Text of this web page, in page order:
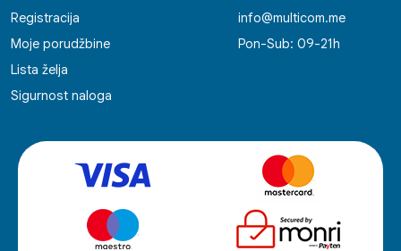
Registracija
Moje porudžbine
Lista želja
Sigurnost naloga
info@multicom.me
Pon-Sub: 09-21h